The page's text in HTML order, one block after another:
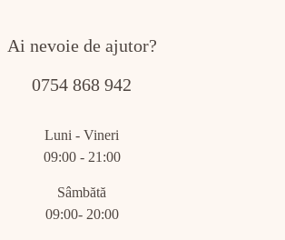
Ai nevoie de ajutor?
0754 868 942
Luni - Vineri
09:00 - 21:00
Sâmbătă
09:00- 20:00